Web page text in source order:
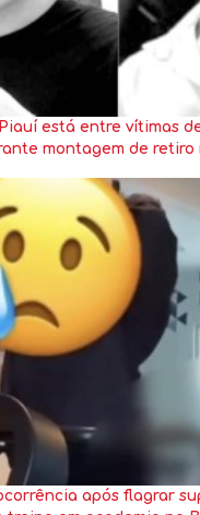
está entre vítimas
montagem de retiro
após flagrar